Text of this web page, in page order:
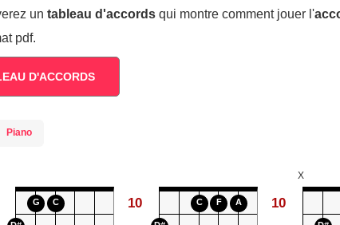
un tableau d'accords qui montre comment jouer l'
pdf.
D'ACCORDS
Piano
G C 10 C F A 10
X